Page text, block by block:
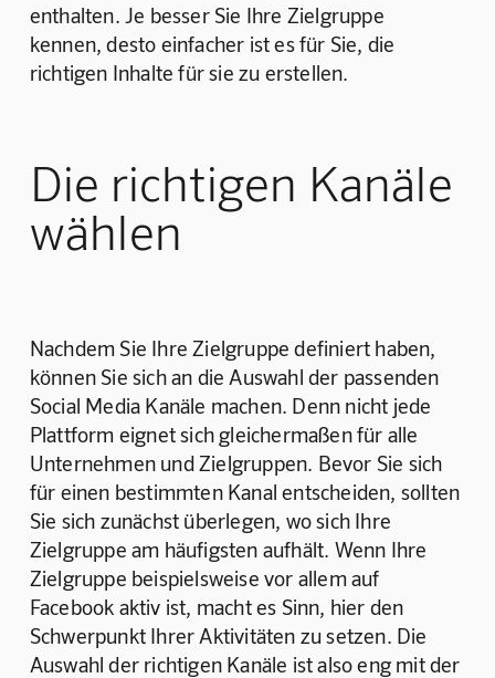
enthalten. Je besser Sie Ihre Zielgruppe
kennen, desto einfacher ist es für Sie, die
richtigen Inhalte für sie zu erstellen.
Die richtigen Kanäle
wählen
Nachdem Sie Ihre Zielgruppe definiert haben,
können Sie sich an die Auswahl der passenden
Social Media Kanäle machen. Denn nicht jede
Plattform eignet sich gleichermaßen für alle
Unternehmen und Zielgruppen. Bevor Sie sich
für einen bestimmten Kanal entscheiden, sollten
Sie sich zunächst überlegen, wo sich Ihre
Zielgruppe am häufigsten aufhält. Wenn Ihre
Zielgruppe beispielsweise vor allem auf
Facebook aktiv ist, macht es Sinn, hier den
Schwerpunkt Ihrer Aktivitäten zu setzen. Die
Auswahl der richtigen Kanäle ist also eng mit der